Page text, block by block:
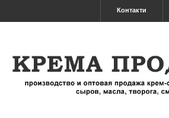
Контакти